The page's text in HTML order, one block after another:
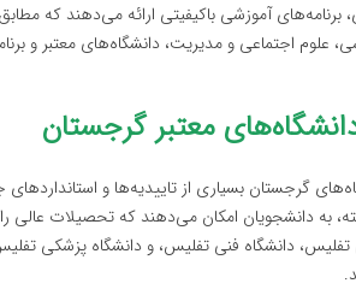
برنامه‌های آموزشی باکیفیتی ارائه می‌دهند که
علوم اجتماعی و مدیریت، دانشگاه‌های معتبر و
معتبر گرجستان
گرجستان بسیاری از تاییدیه‌ها و
به دانشجویان امکان می‌دهند که تحصیلات عالی
تفلیس، دانشگاه فنی تفلیس، و دانشگاه پزشکی